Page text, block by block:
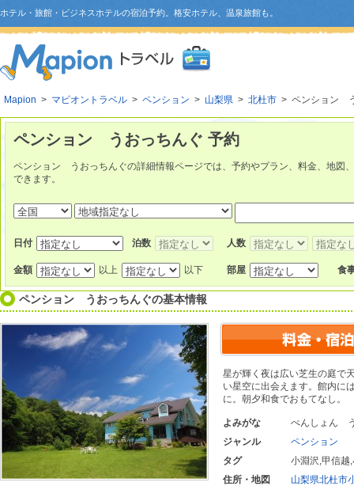
ホテル・旅館・ビジネスホテルの宿泊予約。格安ホテル、温泉旅館も。
Mapion > マピオントラベル > ペンション > 山梨県 > 北杜市 > ペンション
ペンション うおっちんぐ 予約
ペンション うおっちんぐの詳細情報ページでは、予約やプラン、料金、地図
できます。
日付 泊数 人数
金額 以上 以下 部屋 食
ペンション うおっちんぐの基本情報
星が輝く夜は広い芝生の庭で
い星空に出会えます。館内に
に。朝夕和食でおもてなし。
よみがな
ぺんしょん
ジャンル
ペンション
タグ
小淵沢,甲信越,
住所・地図
山梨県北杜市